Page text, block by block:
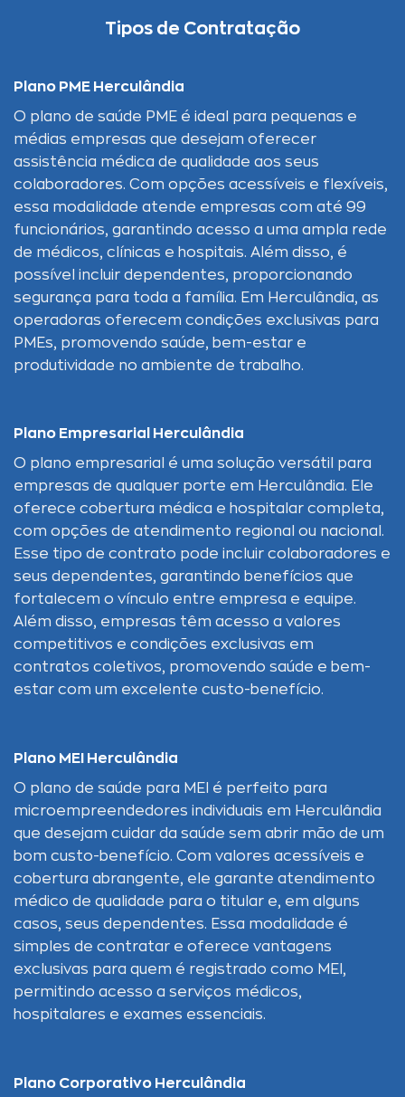
Tipos de Contratação
Plano PME Herculândia
O plano de saúde PME é ideal para pequenas e
médias empresas que desejam oferecer
assistência médica de qualidade aos seus
colaboradores. Com opções acessíveis e flexíveis,
essa modalidade atende empresas com até 99
funcionários, garantindo acesso a uma ampla rede
de médicos, clínicas e hospitais. Além disso, é
possível incluir dependentes, proporcionando
segurança para toda a família. Em Herculândia, as
operadoras oferecem condições exclusivas para
PMEs, promovendo saúde, bem-estar e
produtividade no ambiente de trabalho.
Plano Empresarial Herculândia
O plano empresarial é uma solução versátil para
empresas de qualquer porte em Herculândia. Ele
oferece cobertura médica e hospitalar completa,
com opções de atendimento regional ou nacional.
Esse tipo de contrato pode incluir colaboradores e
seus dependentes, garantindo benefícios que
fortalecem o vínculo entre empresa e equipe.
Além disso, empresas têm acesso a valores
competitivos e condições exclusivas em
contratos coletivos, promovendo saúde e bem-
estar com um excelente custo-benefício.
Plano MEI Herculândia
O plano de saúde para MEI é perfeito para
microempreendedores individuais em Herculândia
que desejam cuidar da saúde sem abrir mão de um
bom custo-benefício. Com valores acessíveis e
cobertura abrangente, ele garante atendimento
médico de qualidade para o titular e, em alguns
casos, seus dependentes. Essa modalidade é
simples de contratar e oferece vantagens
exclusivas para quem é registrado como MEI,
permitindo acesso a serviços médicos,
hospitalares e exames essenciais.
Plano Corporativo Herculândia